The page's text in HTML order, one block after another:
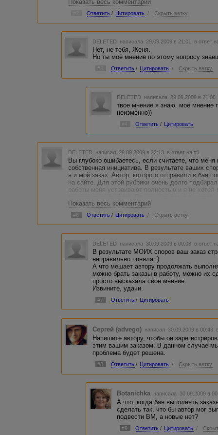
достоинство тешить.
Мерзко и некрасиво.
Показать весь комментарий
Ответить / Цитировать / Скрыть ветку
DELETED написала 29.09.2009 в 21:01 в ответ
Нет, не тебя, Женя.
Но ты моё мнение по этому вопросу
Ответить / Цитировать / Скрыть ветку
DELETED написала 29.09.2009 в
твое мнение я знаю. мое мнение
неизменно))
Ответить / Цитировать
DELETED написал 29.09.2009 в 22:13 в ответ на #1
Вы глубоко ошибаетесь, если считаете, что
собственная инициатива. В результате ваших
я и мой заказ. Автор, которого отправили в бан
на сайте. Для этой рубрики очень долго
работы меня устраивают полностью и я не хотел
Настаиваю на возвращении автора для
администрация закрывает ему доступ в форум.
споре и суть мне не известна.
Показать весь комментарий
#6 Ответить / Цитировать / Скрыть ветку
DELETED написала 30.09.2009 в 00:03 в ответ
В результате МОИХ споров ваш заказ
неправильно поняла :)
А что мешает автору продолжать
можно брать заказы в работу, можно их
просто высказала своё мнение.
Извините, удачи.
#7 Ответить / Цитировать
Сергей (advego) написал 30.09.2009 в 00:43
Напишите автору, чтобы он
этим вашим заказом. В данном случае
проблема будет решена.
#8 Ответить / Цитировать / Скрыть ветку
Botanichka написала 30.09.2009 в
А что, когда бан выполнять
сделать так, что бы автор мог
подвести ВМ, а новые нет?
#9 Ответить / Цитировать /